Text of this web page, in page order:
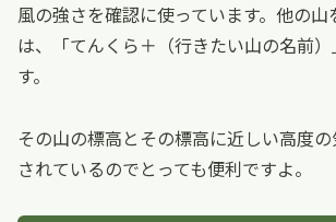
風の強さを確認に使っています。他の山
は、「てんくら＋（行きたい山の名前
す。
その山の標高とその標高に近しい高度
されているのでとっても便利ですよ。